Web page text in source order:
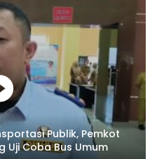
Publik, Pemkot
Uji Coba Bus Umum